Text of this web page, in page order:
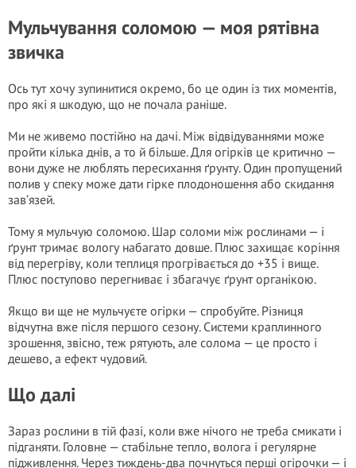
Мульчування соломою — моя рятівна
звичка
Ось тут хочу зупинитися окремо, бо це один із тих моментів,
про які я шкодую, що не почала раніше.
Ми не живемо постійно на дачі. Між відвідуваннями може
пройти кілька днів, а то й більше. Для огірків це критично —
вони дуже не люблять пересихання ґрунту. Один пропущений
полив у спеку може дати гірке плодоношення або скидання
зав’язей.
Тому я мульчую соломою. Шар соломи між рослинами — і
ґрунт тримає вологу набагато довше. Плюс захищає коріння
від перегріву, коли теплиця прогрівається до +35 і вище.
Плюс поступово перегниває і збагачує ґрунт органікою.
Якщо ви ще не мульчуєте огірки — спробуйте. Різниця
відчутна вже після першого сезону. Системи краплинного
зрошення, звісно, теж рятують, але солома — це просто і
дешево, а ефект чудовий.
Що далі
Зараз рослини в тій фазі, коли вже нічого не треба смикати і
підганяти. Головне — стабільне тепло, волога і регулярне
підживлення. Через тиждень-два почнуться перші огірочки — і